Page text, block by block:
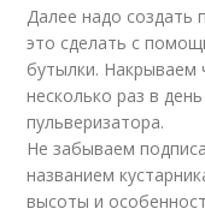
Далее надо создать
это сделать с
бутылки. Накрываем
несколько раз в
пульверизатора.
Не забываем
названием
высоты и